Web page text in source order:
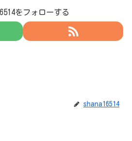
をフォローする
shana16514